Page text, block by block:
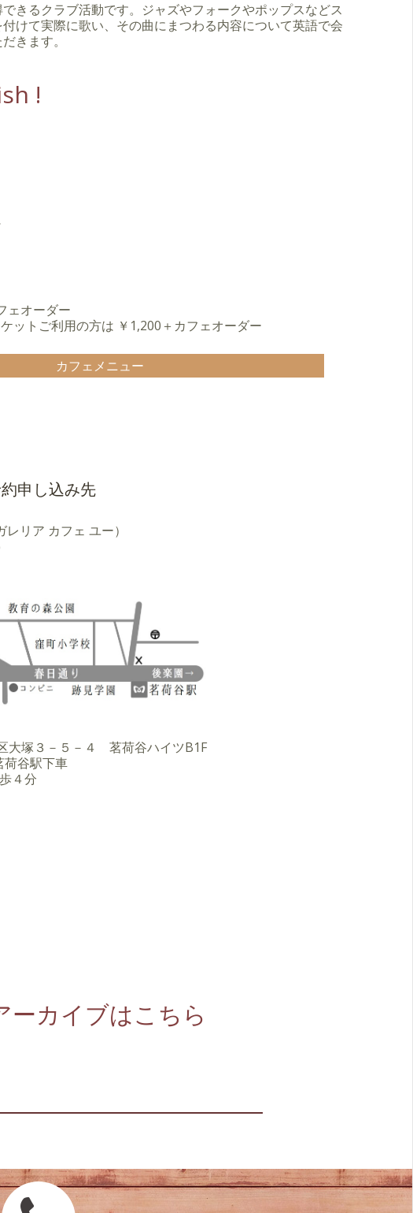
きるクラブ活動です。ジャズやフォークやポップスなどス
けて実際に歌い、その曲にまつわる内容について英語で会
きます。
!
オーダー
ットご利用の方は ￥1,200＋カフェオーダー
カフェメニュー
申し込み先
リア カフェ ユー）
大塚３－５－４ 茗荷谷ハイツB1F
荷谷駅下車
４分
カイブはこちら